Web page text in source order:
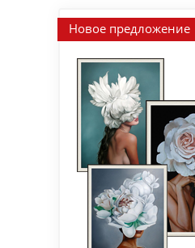
Новое предложение